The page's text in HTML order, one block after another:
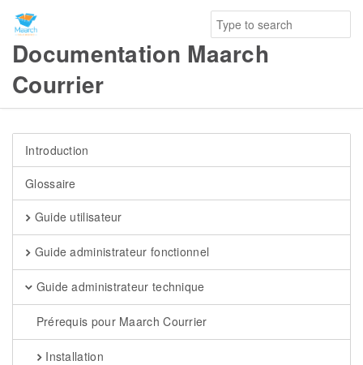
Documentation Maarch
Courrier
Introduction
Glossaire
Guide utilisateur
Guide administrateur fonctionnel
Guide administrateur technique
Prérequis pour Maarch Courrier
Installation